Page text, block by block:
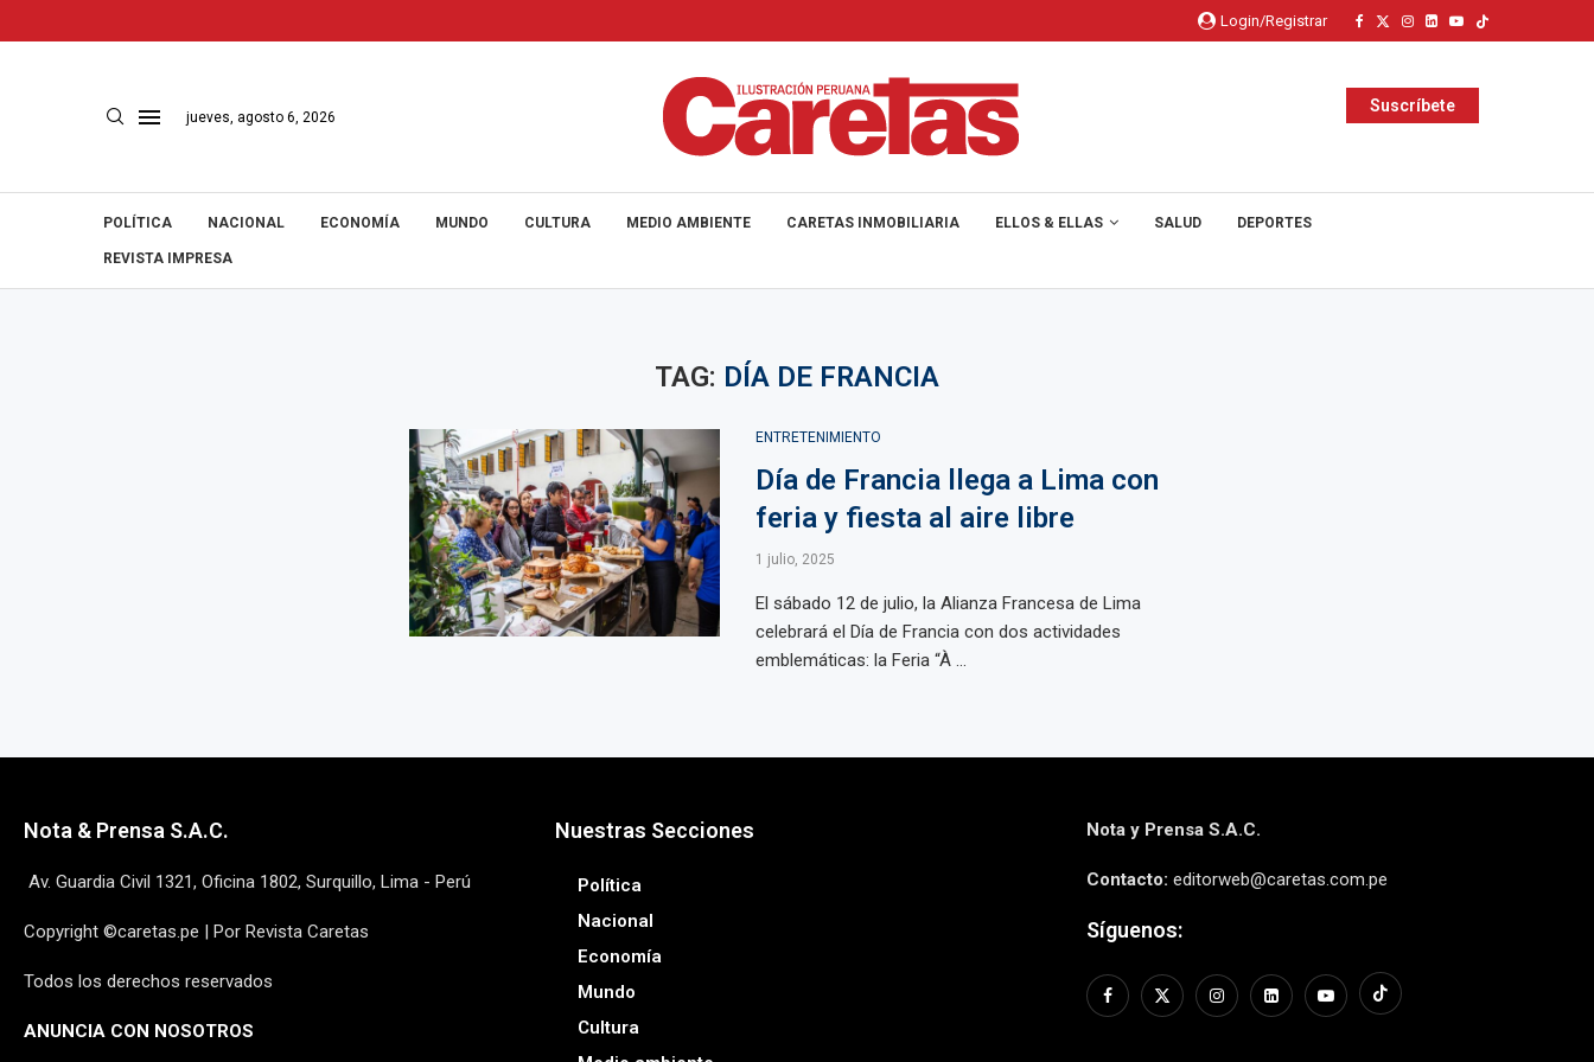
Login/Registrar
jueves, agosto 6, 2026
Suscríbete
POLÍTICA NACIONAL ECONOMÍA MUNDO CULTURA MEDIO AMBIENTE CARETAS INMOBILIARIA ELLOS & ELLAS SALUD DEPORTES
REVISTA IMPRESA
TAG: DÍA DE FRANCIA
ENTRETENIMIENTO
Día de Francia llega a Lima con
feria y fiesta al aire libre
1 julio, 2025
El sábado 12 de julio, la Alianza Francesa de Lima
celebrará el Día de Francia con dos actividades
emblemáticas: la Feria “À ...
Nota & Prensa S.A.C.
Av. Guardia Civil 1321, Oficina 1802, Surquillo, Lima - Perú
Copyright ©caretas.pe | Por Revista Caretas
Todos los derechos reservados
ANUNCIA CON NOSOTROS
Nuestras Secciones
Política
Nacional
Economía
Mundo
Cultura
Nota y Prensa S.A.C.
Contacto: editorweb@caretas.com.pe
Síguenos: